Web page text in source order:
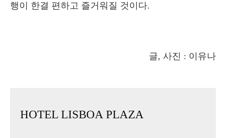
행이 한결 편하고 즐거워질 것이다.
글, 사진 : 이유나
HOTEL LISBOA PLAZA